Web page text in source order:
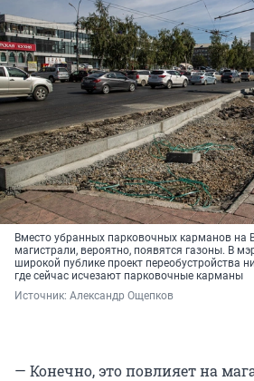
Вместо убранных парковочных карманов на
магистрали, вероятно, появятся газоны. В
широкой публике проект переобустройства
где сейчас исчезают парковочные карманы
Источник: Александр Ощепков
— Конечно, это повлияет на